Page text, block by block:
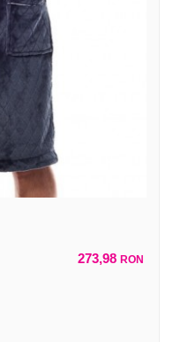
273,98 RON